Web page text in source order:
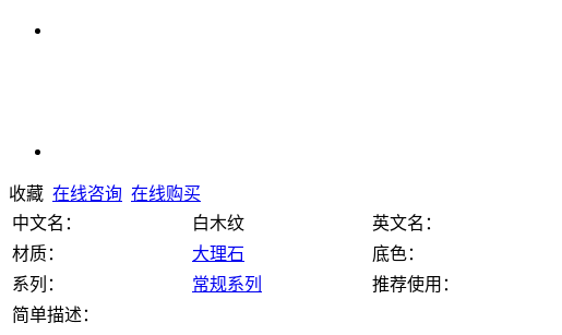
收藏 在线咨询 在线购买
中文名：
白木纹 英文名：
材质：
大理石 底色：
系列：
常规系列 推荐使用：
简单描述：